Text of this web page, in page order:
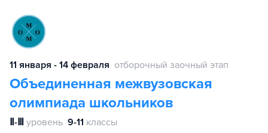
11 января - 14 февраля отборочный заочный этап
Объединенная межвузовская
олимпиада школьников
Ⅱ-Ⅲ уровень 9-11 классы